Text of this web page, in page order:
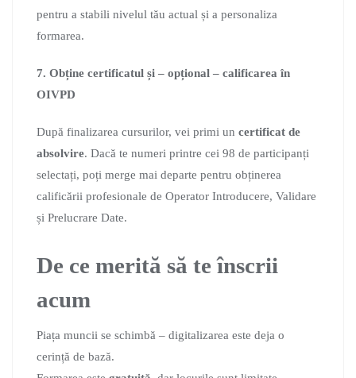
pentru a stabili nivelul tău actual și a personaliza
formarea.
7. Obține certificatul și – opțional – calificarea în
OIVPD
După finalizarea cursurilor, vei primi un certificat de
absolvire. Dacă te numeri printre cei 98 de participanți
selectați, poți merge mai departe pentru obținerea
calificării profesionale de Operator Introducere, Validare
și Prelucrare Date.
De ce merită să te înscrii
acum
Piața muncii se schimbă – digitalizarea este deja o
cerință de bază.